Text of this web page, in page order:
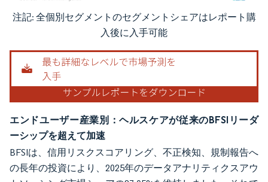
画像 © Mordor Intelligence。再利用にはCC BY 4.0の表示が必要です。
注記: 全個別セグメントのセグメントシェアはレポート購
入後に入手可能
エンドユーザー産業別：ヘルスケアが従来のBFSIリーダ
ーシップを超えて加速
BFSIは、信用リスクスコアリング、不正検知、規制報告へ
の長年の投資により、2025年のデータアナリティクスアウ